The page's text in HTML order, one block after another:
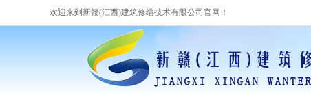
欢迎来到新赣(江西)建筑修缮技术有限公司官网！